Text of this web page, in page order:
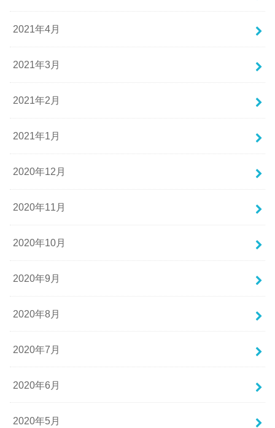
2021年4月
2021年3月
2021年2月
2021年1月
2020年12月
2020年11月
2020年10月
2020年9月
2020年8月
2020年7月
2020年6月
2020年5月